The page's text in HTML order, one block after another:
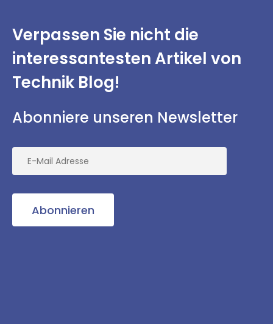
Verpassen Sie nicht die
interessantestenArtikel von
Technik Blog!
Abonniere unseren Newsletter
Abonnieren